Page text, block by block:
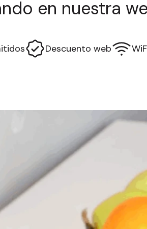
en nuestra
Descuento web